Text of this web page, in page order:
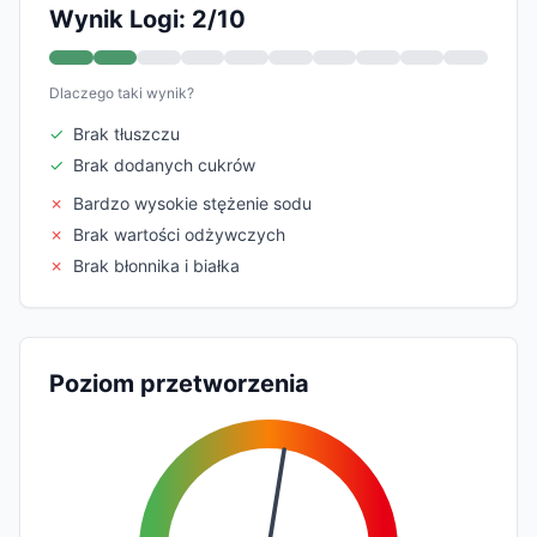
Wynik Logi: 2/10
Dlaczego taki wynik?
✓ Brak tłuszczu
✓ Brak dodanych cukrów
✗
Bardzo wysokie stężenie sodu
✗
Brak wartości odżywczych
✗
Brak błonnika i białka
Poziom przetworzenia